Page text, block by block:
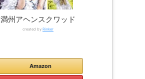
満州アヘンスクワッド
created by Rinker
Amazon